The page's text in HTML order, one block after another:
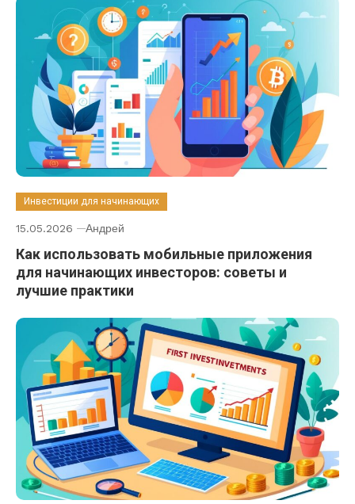
Инвестиции для начинающих
15.05.2026 Андрей
Как использовать мобильные приложения
для начинающих инвесторов: советы и
лучшие практики